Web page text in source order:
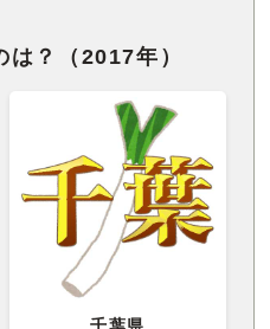
？（2017年）